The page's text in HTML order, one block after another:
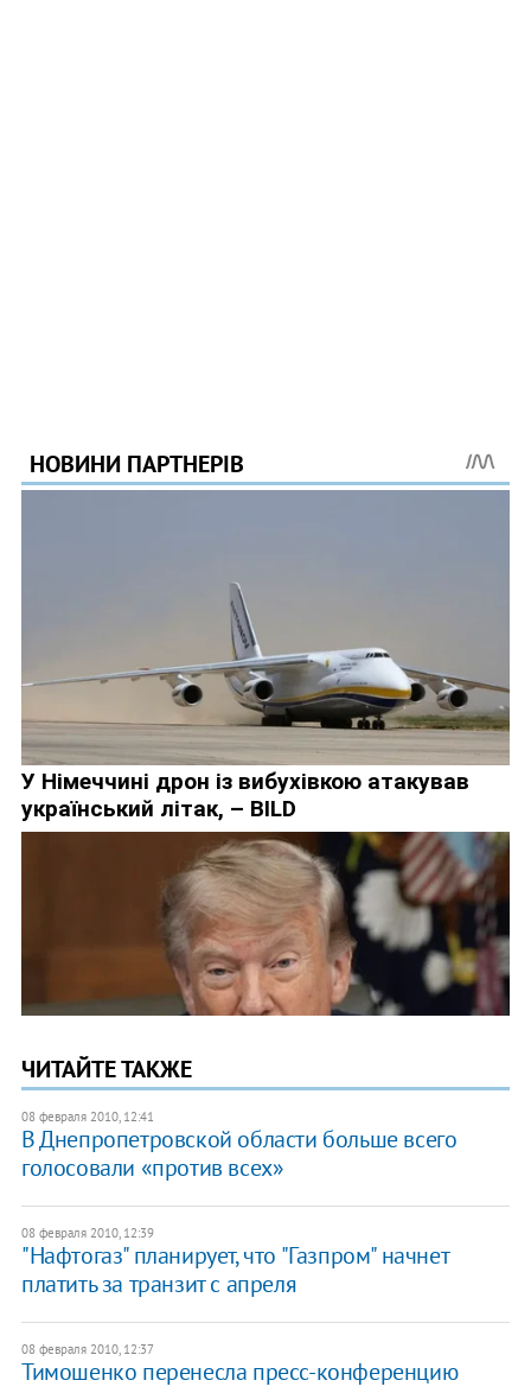
ЧИТАЙТЕ ТАКЖЕ
08 февраля 2010, 12:41
В Днепропетровской области больше всего
голосовали «против всех»
08 февраля 2010, 12:39
"Нафтогаз" планирует, что "Газпром" начнет
платить за транзит с апреля
08 февраля 2010, 12:37
Тимошенко перенесла пресс-конференцию